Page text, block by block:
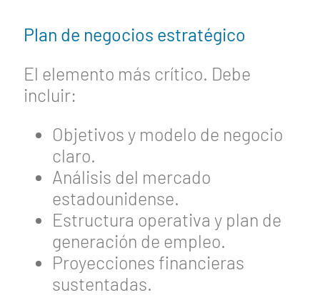
Plan de negocios estratégico
El elemento más crítico. Debe
incluir:
Objetivos y modelo de negocio
claro.
Análisis del mercado
estadounidense.
Estructura operativa y plan de
generación de empleo.
Proyecciones financieras
sustentadas.